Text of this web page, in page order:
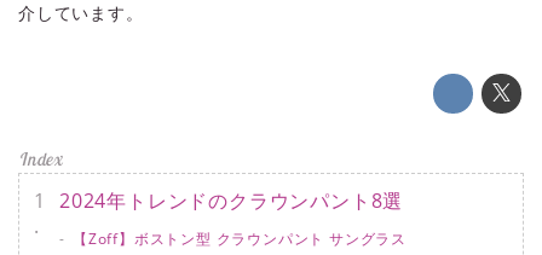
介しています。
2024年トレンドのクラウンパント8選
【Zoff】ボストン型 クラウンパント サングラス